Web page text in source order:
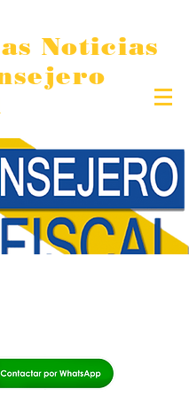
Noticias